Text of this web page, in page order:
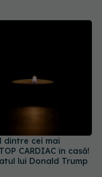
dintre cei mai
CARDIAC în casă!
lui Donald Trump